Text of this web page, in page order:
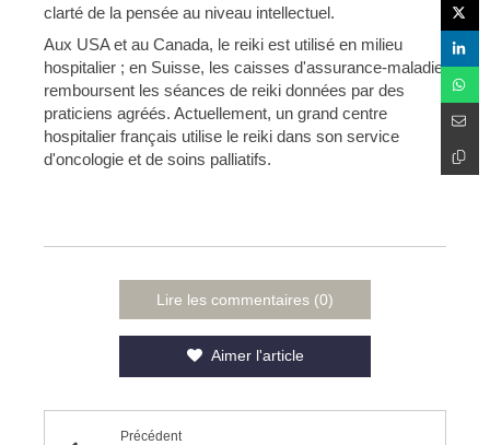
clarté de la pensée au niveau intellectuel.
Aux USA et au Canada, le reiki est utilisé en milieu
hospitalier ; en Suisse, les caisses d'assurance-maladie
remboursent les séances de reiki données par des
praticiens agréés. Actuellement, un grand centre
hospitalier français utilise le reiki dans son service
d'oncologie et de soins palliatifs.
Lire les commentaires (0)
Aimer l'article
Précédent